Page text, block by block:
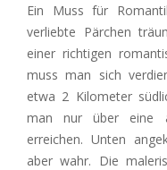
Ein Muss für
verliebte Pärchen
einer richtigen
muss man sich
etwa 2 Kilometer
man nur über eine
erreichen. Unten
aber wahr. Die